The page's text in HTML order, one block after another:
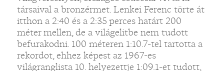
társaival a bronzérmet. Lenkei Ferenc törte át
itthon a 2:40 és a 2:35 perces határt 200
méter mellen, de a világelitbe nem tudott
befurakodni. 100 méteren 1:10.7-tel tartotta a
rekordot, ehhez képest az 1967-es
világranglista 10. helyezettje 1:09.1-et tudott,